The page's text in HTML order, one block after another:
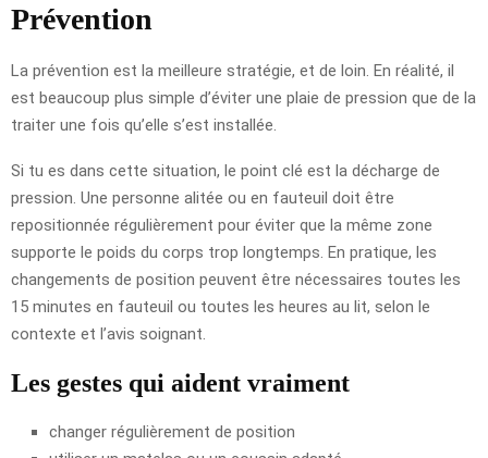
Prévention
La prévention est la meilleure stratégie, et de loin. En réalité, il
est beaucoup plus simple d’éviter une plaie de pression que de la
traiter une fois qu’elle s’est installée.
Si tu es dans cette situation, le point clé est la décharge de
pression. Une personne alitée ou en fauteuil doit être
repositionnée régulièrement pour éviter que la même zone
supporte le poids du corps trop longtemps. En pratique, les
changements de position peuvent être nécessaires toutes les
15 minutes en fauteuil ou toutes les heures au lit, selon le
contexte et l’avis soignant.
Les gestes qui aident vraiment
changer régulièrement de position